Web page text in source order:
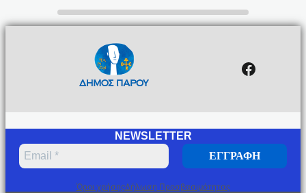
NEWSLETTER
Όροι χρήσηςΔήλωση Προσβασιμότητας